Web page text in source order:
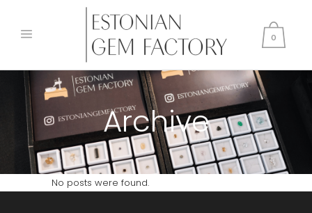
0
Archive
No posts were found.